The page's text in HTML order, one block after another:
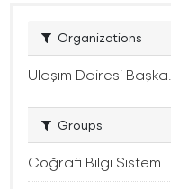
Organizations
Ulaşım Dairesi Başka...
Groups
Coğrafi Bilgi Sistem...